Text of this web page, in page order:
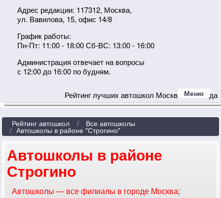
Адрес редакции: 117312, Москва,
ул. Вавилова, 15, офис 14/8
График работы:
Пн-Пт: 11:00 - 18:00 Сб-ВС: 13:00 - 16:00
Администрация отвечает на вопросы
с 12:00 до 16:00 по будням.
Рейтинг лучших автошкол Москвы 2024 года
Меню
Рейтинг автошкол Все автошколы
Автошколы в районе "Строгино"
Автошколы в районе
Строгино
Автошколы — все филиалы в городе Москва;